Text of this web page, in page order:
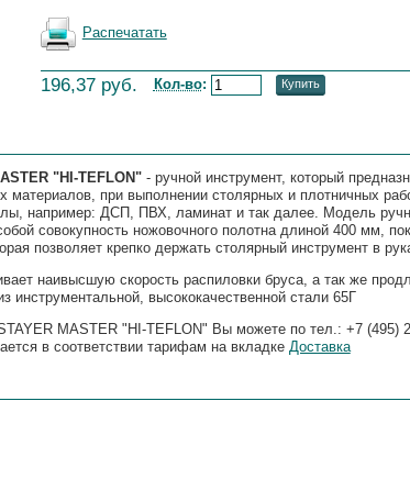
Распечатать
196,37 руб. Кол-во: Купить
"HI-TEFLON"- ручной инструмент, который
материалов, при выполнении столярных и плотничных
например: ДСП, ПВХ, ламинат и так далее. Модель
совокупность ножовочного полотна длиной 400 мм,
позволяет крепко держать столярный инструмент в
наивысшую скорость распиловки бруса, а так же
инструментальной, высококачественной стали 65Г
MASTER "HI-TEFLON" Вы можете по тел.: +7 (495)
в соответствии тарифам на вкладке Доставка